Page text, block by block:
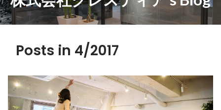
Posts in 4/2017